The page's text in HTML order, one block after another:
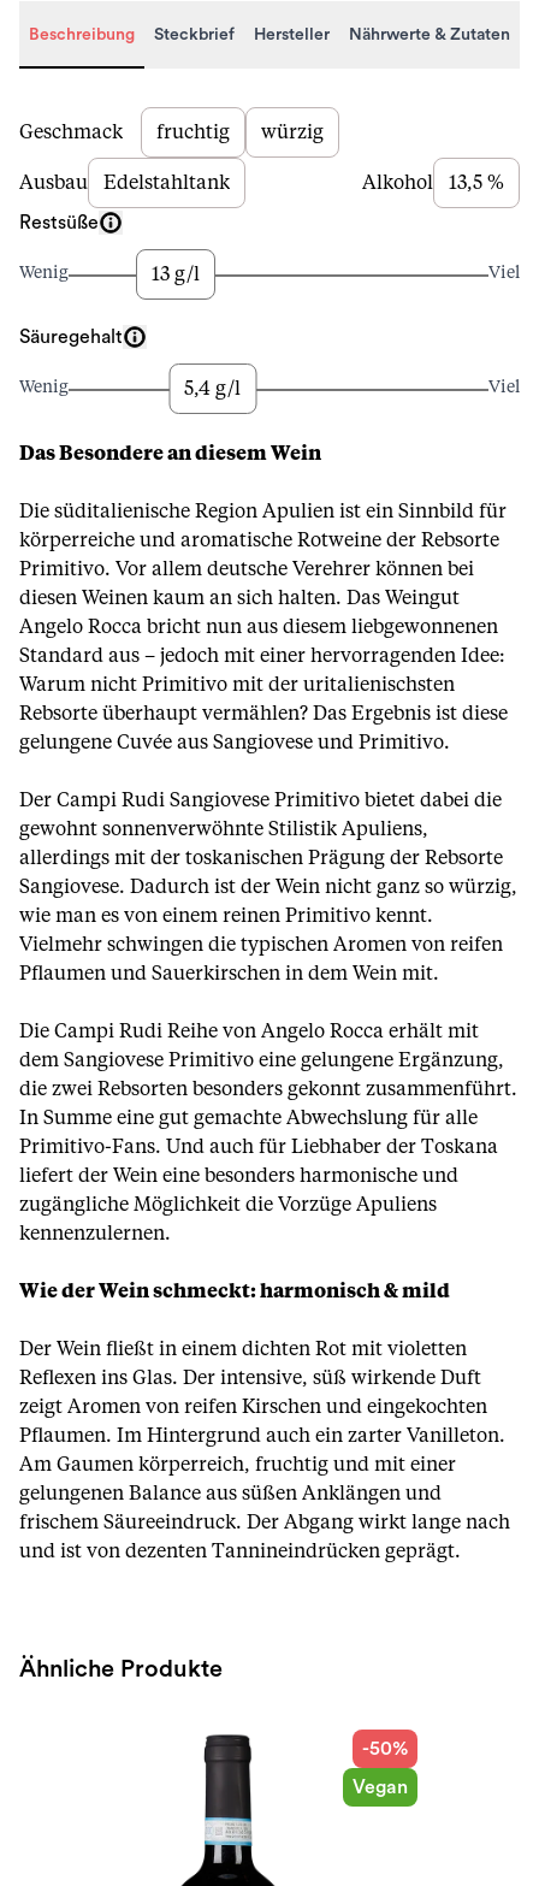
Beschreibung Steckbrief Hersteller Nährwerte & Zutaten
Beschreibung
Geschmack fruchtig würzig
Ausbau Edelstahltank Alkohol 13,5 %
Restsüße
Wenig 13 g/l Viel
Säuregehalt
Wenig 5,4 g/l Viel
Das Besondere an diesem Wein
Die süditalienische Region Apulien ist ein Sinnbild für
körperreiche und aromatische Rotweine der Rebsorte
Primitivo. Vor allem deutsche Verehrer können bei
diesen Weinen kaum an sich halten. Das Weingut
Angelo Rocca bricht nun aus diesem liebgewonnenen
Standard aus – jedoch mit einer hervorragenden Idee:
Warum nicht Primitivo mit der uritalienischsten
Rebsorte überhaupt vermählen? Das Ergebnis ist diese
gelungene Cuvée aus Sangiovese und Primitivo.
Der Campi Rudi Sangiovese Primitivo bietet dabei die
gewohnt sonnenverwöhnte Stilistik Apuliens,
allerdings mit der toskanischen Prägung der Rebsorte
Sangiovese. Dadurch ist der Wein nicht ganz so würzig,
wie man es von einem reinen Primitivo kennt.
Vielmehr schwingen die typischen Aromen von reifen
Pflaumen und Sauerkirschen in dem Wein mit.
Die Campi Rudi Reihe von Angelo Rocca erhält mit
dem Sangiovese Primitivo eine gelungene Ergänzung,
die zwei Rebsorten besonders gekonnt zusammenführt.
In Summe eine gut gemachte Abwechslung für alle
Primitivo-Fans. Und auch für Liebhaber der Toskana
liefert der Wein eine besonders harmonische und
zugängliche Möglichkeit die Vorzüge Apuliens
kennenzulernen.
Wie der Wein schmeckt: harmonisch & mild
Der Wein fließt in einem dichten Rot mit violetten
Reflexen ins Glas. Der intensive, süß wirkende Duft
zeigt Aromen von reifen Kirschen und eingekochten
Pflaumen. Im Hintergrund auch ein zarter Vanilleton.
Am Gaumen körperreich, fruchtig und mit einer
gelungenen Balance aus süßen Anklängen und
frischem Säureeindruck. Der Abgang wirkt lange nach
und ist von dezenten Tannineindrücken geprägt.
Ähnliche Produkte
-50%
Vegan